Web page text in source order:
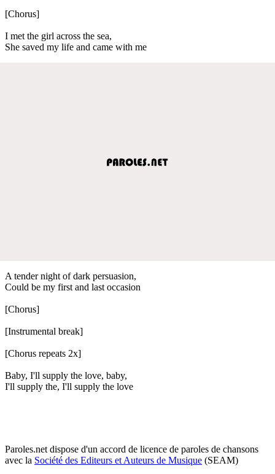
[Chorus]
I met the girl across the sea,
She saved my life and came with me
A tender night of dark persuasion,
Could be my first and last occasion
[Chorus]
[Instrumental break]
[Chorus repeats 2x]
Baby, I'll supply the love, baby,
I'll supply the, I'll supply the love
Paroles.net dispose d'un accord de licence de paroles de chansons
avec la Société des Editeurs et Auteurs de Musique (SEAM)